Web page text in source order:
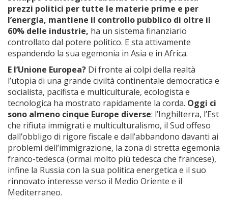
prezzi politici per tutte le materie prime e per
l’energia, mantiene il controllo pubblico di oltre il
60% delle industrie, ha un sistema finanziario
controllato dal potere politico. E sta attivamente
espandendo la sua egemonia in Asia e in Africa.
E l’Unione Europea? Di fronte ai colpi della realtà
l’utopia di una grande civiltà continentale democratica e
socialista, pacifista e multiculturale, ecologista e
tecnologica ha mostrato rapidamente la corda. Oggi ci
sono almeno cinque Europe diverse: l’Inghilterra, l’Est
che rifiuta immigrati e multiculturalismo, il Sud offeso
dall’obbligo di rigore fiscale e dall’abbandono davanti ai
problemi dell’immigrazione, la zona di stretta egemonia
franco-tedesca (ormai molto più tedesca che francese),
infine la Russia con la sua politica energetica e il suo
rinnovato interesse verso il Medio Oriente e il
Mediterraneo.